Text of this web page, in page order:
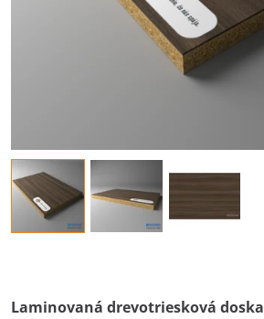
Laminovaná drevotriesková doska